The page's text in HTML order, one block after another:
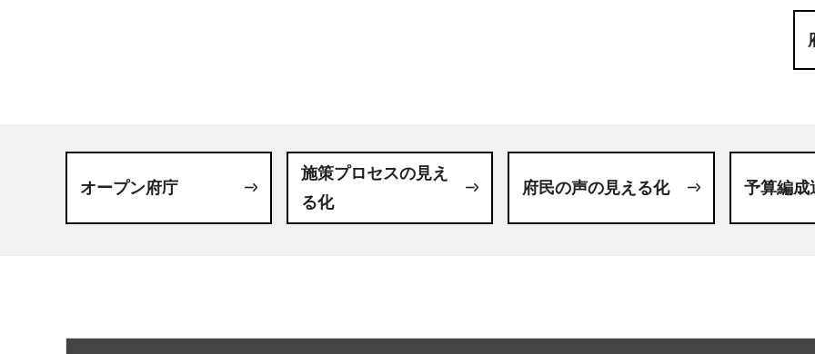
オープン府庁
施策プロセスの見え
る化
府民の声の見える化 予算編成